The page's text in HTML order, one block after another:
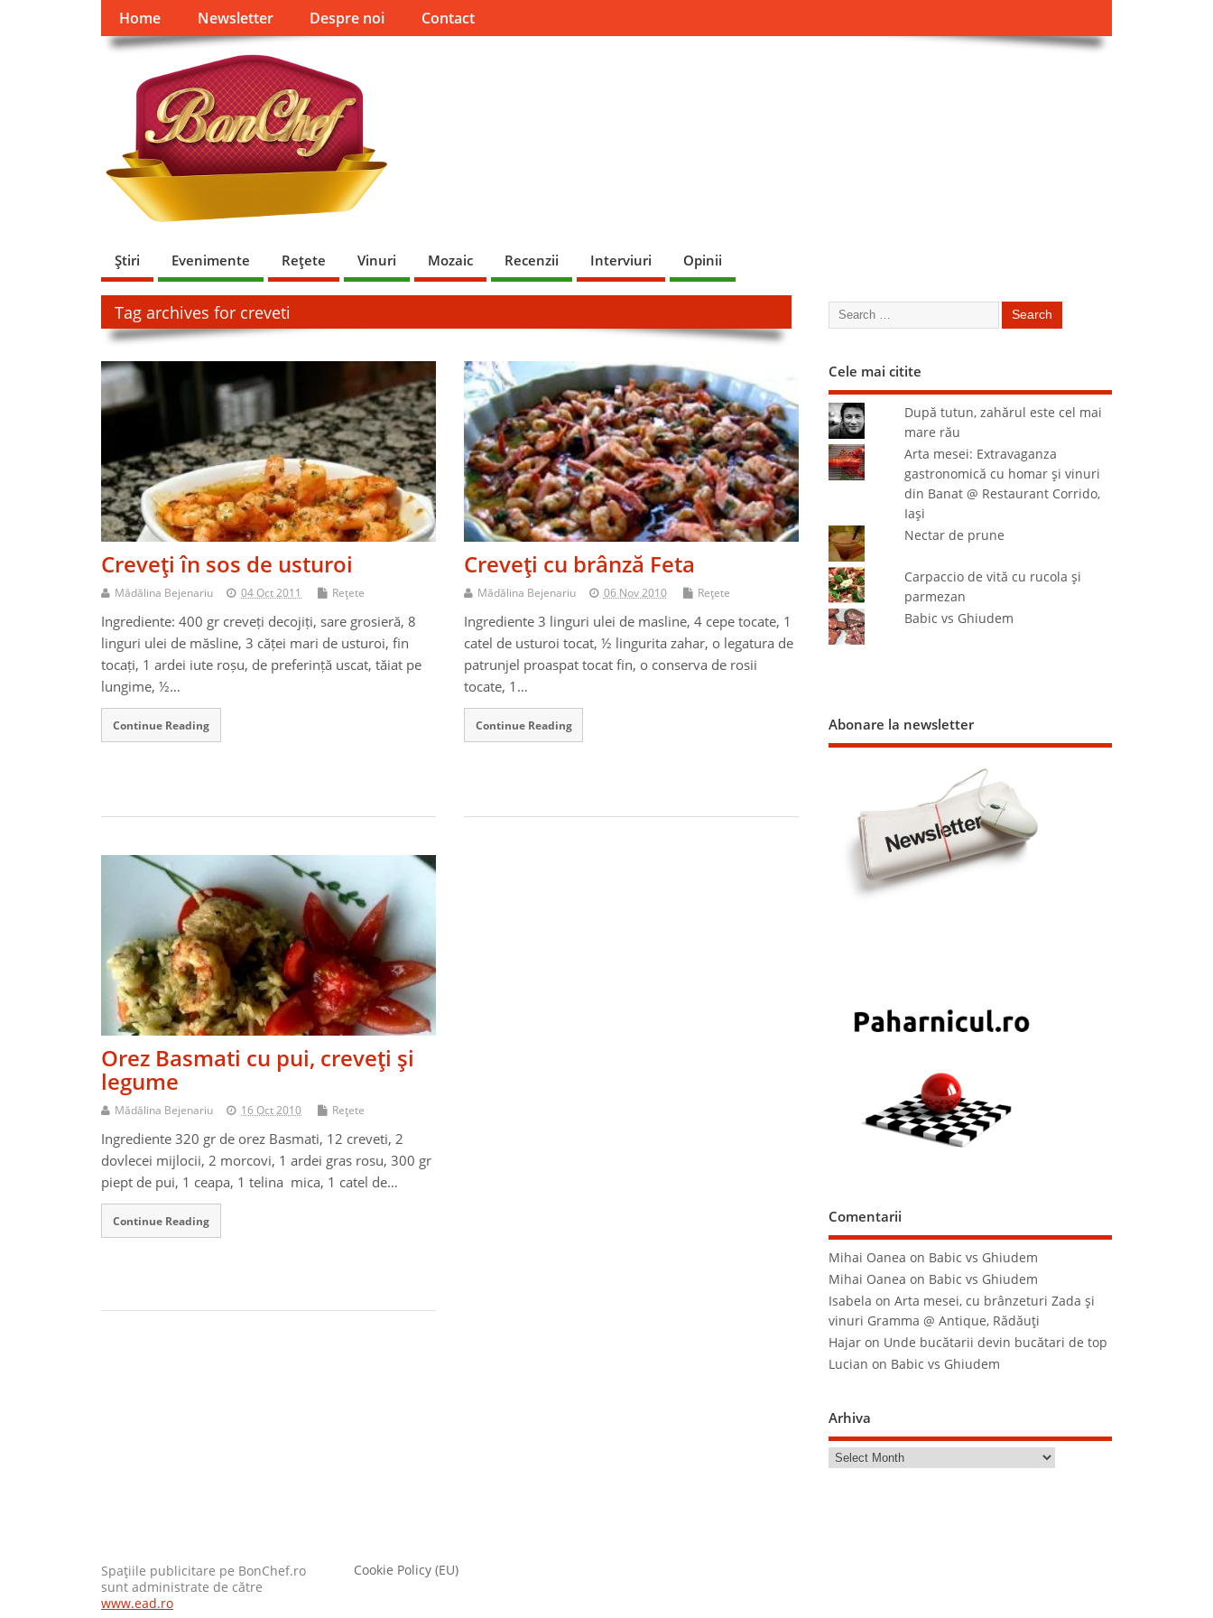
Home Newsletter Despre noi Contact
Ştiri Evenimente Reţete Vinuri Mozaic Recenzii Interviuri Opinii
Tag archives for creveti
Creveţi în sos de usturoi
Mădălina Bejenariu 04 Oct 2011 Reţete
Ingrediente: 400 gr creveți decojiți, sare grosieră, 8
linguri ulei de măsline, 3 căței mari de usturoi, fin
tocați, 1 ardei iute roșu, de preferință uscat, tăiat pe
lungime, ½…
Continue Reading
Creveţi cu brânză Feta
Mădălina Bejenariu 06 Nov 2010 Reţete
Ingrediente 3 linguri ulei de masline, 4 cepe tocate, 1
catel de usturoi tocat, ½ lingurita zahar, o legatura de
patrunjel proaspat tocat fin, o conserva de rosii
tocate, 1…
Continue Reading
Orez Basmati cu pui, creveţi şi
legume
Mădălina Bejenariu 16 Oct 2010 Reţete
Ingrediente 320 gr de orez Basmati, 12 creveti, 2
dovlecei mijlocii, 2 morcovi, 1 ardei gras rosu, 300 gr
piept de pui, 1 ceapa, 1 telina mica, 1 catel de…
Continue Reading
Cele mai citite
După tutun, zahărul este cel mai
mare rău
Arta mesei: Extravaganza
gastronomică cu homar şi vinuri
din Banat @ Restaurant Corrido,
Iaşi
Nectar de prune
Carpaccio de vită cu rucola şi
parmezan
Babic vs Ghiudem
Abonare la newsletter
Comentarii
Mihai Oanea on Babic vs Ghiudem
Mihai Oanea on Babic vs Ghiudem
Isabela onArta mesei, cu brânzeturi Zada şi
vinuri Gramma @ Antique, Rădăuţi
Hajar on Unde bucătarii devin bucătari de top
Lucian on Babic vs Ghiudem
Arhiva
Spaţiile publicitare pe BonChef.ro
sunt administrate de către
www.ead.ro
Cookie Policy (EU)